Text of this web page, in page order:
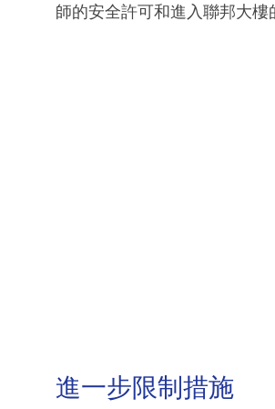
師的安全許可和進入聯邦大樓
進一步限制措施